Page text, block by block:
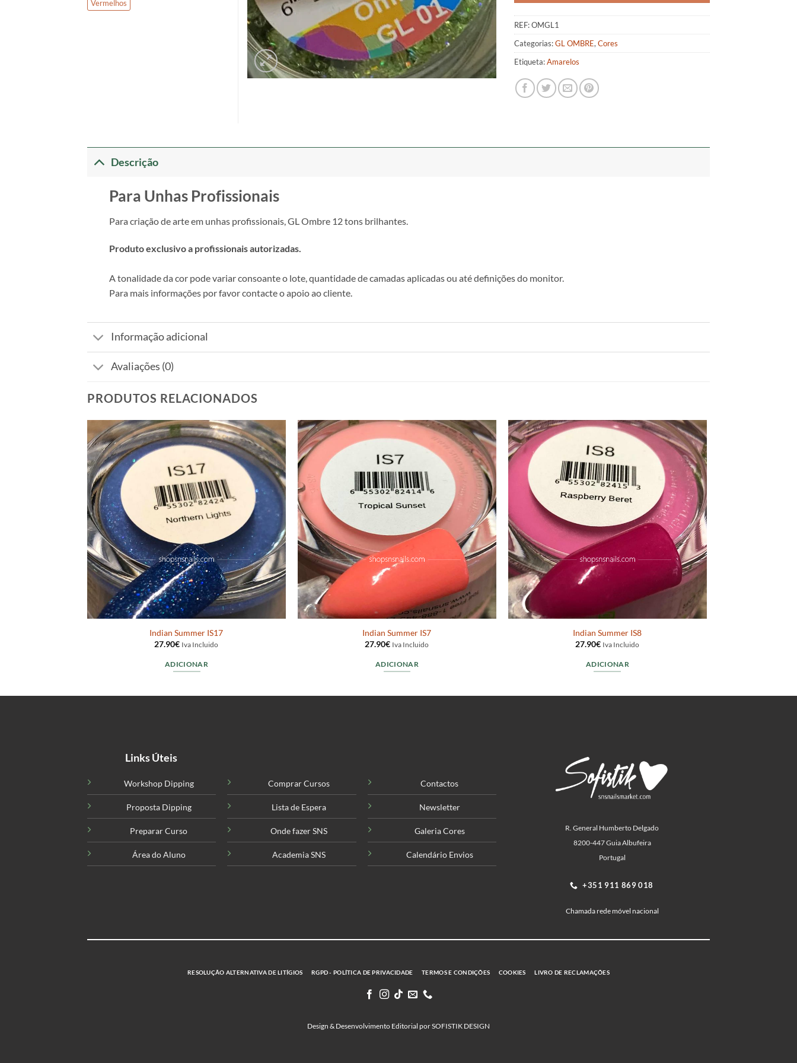
REF:OMGL1
Categorias:GL OMBRE, Cores
Etiqueta:Amarelos
Vermelhos
Descrição
Para Unhas Profissionais
Para criação de arte em unhas profissionais, GL Ombre 12 tons brilhantes.
Produto exclusivo a profissionais autorizadas.
A tonalidade da cor pode variar consoante o lote, quantidade de camadas aplicadas ou até definições do monitor.
Para mais informações por favor contacte o apoio ao cliente.
Informação adicional
Avaliações (0)
PRODUTOS RELACIONADOS
Indian Summer IS17
27.90€ Iva Incluido
ADICIONAR
Indian Summer IS7
27.90€ Iva Incluido
ADICIONAR
Indian Summer IS8
27.90€ Iva Incluido
ADICIONAR
Links Úteis
Workshop Dipping
Proposta Dipping
Preparar Curso
Área do Aluno
Comprar Cursos
Lista de Espera
Onde fazer SNS
Academia SNS
Contactos
Newsletter
Galeria Cores
Calendário Envios
R. General Humberto Delgado
8200-447 Guia Albufeira
Portugal
+351 911 869 018
Chamada rede móvel nacional
RESOLUÇÃO ALTERNATIVA DE LITÍGIOS RGPD - POLÍTICA DE PRIVACIDADE TERMOS E CONDIÇÕES COOKIES LIVRO DE RECLAMAÇÕES
Design & Desenvolvimento Editorial por SOFISTIK DESIGN